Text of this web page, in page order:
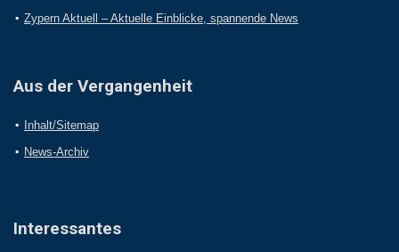
Zypern Aktuell – Aktuelle Einblicke, spannende News
Aus der Vergangenheit
Inhalt/Sitemap
News-Archiv
Interessantes